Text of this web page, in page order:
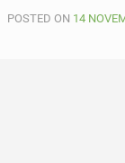
saisis
POSTED ON 14